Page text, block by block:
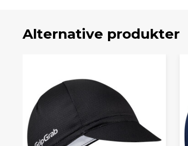
Alternative produkter